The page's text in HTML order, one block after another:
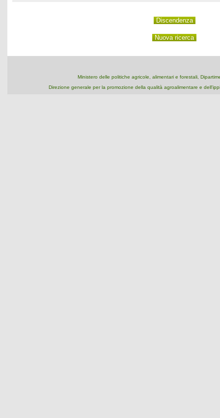
Ministero delle politiche agricole, alimentari e forestali,
Direzione generale per la promozione della qualità agroalimentare e